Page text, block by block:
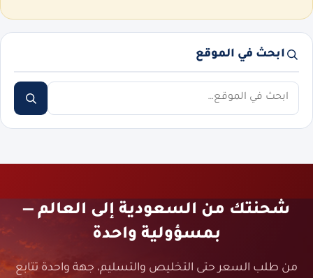
ابحث في الموقع
ابحث
شحنتك من السعودية إلى العالم —
بمسؤولية واحدة
من طلب السعر حتى التخليص والتسليم، جهة واحدة تتابع